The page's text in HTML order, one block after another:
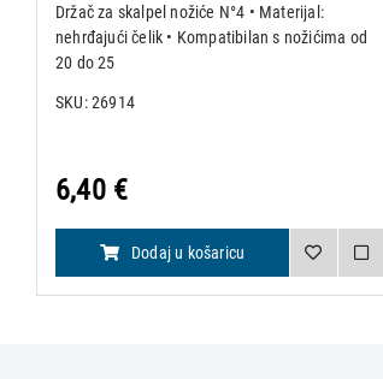
Držač za skalpel nožiće N°4 • Materijal:
nehrđajući čelik • Kompatibilan s nožićima od
20 do 25
SKU: 26914
6,40 €
Dodaj u košaricu